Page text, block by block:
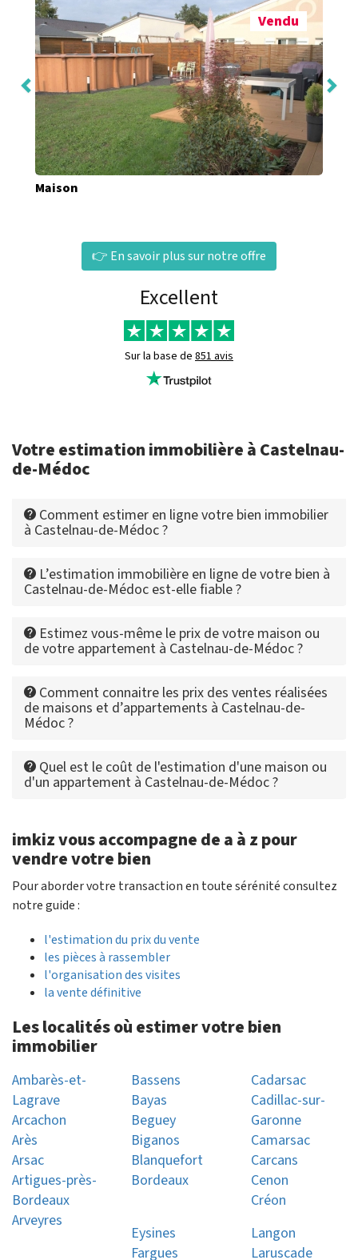
Vendu
Maison
👉 En savoir plus sur notre offre
Excellent
Sur la base de 851 avis
Votre estimation immobilière à Castelnau-
de-Médoc
Comment estimer en ligne votre bien immobilier
à Castelnau-de-Médoc ?
L’estimation immobilière en ligne de votre bien à
Castelnau-de-Médoc est-elle fiable ?
Estimez vous-même le prix de votre maison ou
de votre appartement à Castelnau-de-Médoc ?
Comment connaitre les prix des ventes réalisées
de maisons et d’appartements à Castelnau-de-
Médoc ?
Quel est le coût de l'estimation d'une maison ou
d'un appartement à Castelnau-de-Médoc ?
imkiz vous accompagne de a à z pour
vendre votre bien
Pour aborder votre transaction en toute sérénité consultez
notre guide :
l'estimation du prix du vente
les pièces à rassembler
l'organisation des visites
la vente définitive
Les localités où estimer votre bien
immobilier
Ambarès-et-
Lagrave
Arcachon
Arès
Arsac
Artigues-près-
Bordeaux
Arveyres
Bassens
Bayas
Beguey
Biganos
Blanquefort
Bordeaux
Cadarsac
Cadillac-sur-
Garonne
Camarsac
Carcans
Cenon
Créon
Eysines
Fargues
Langon
Laruscade